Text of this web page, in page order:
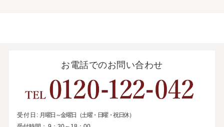
お電話でのお問い合わせ
受付日: 月曜日～金曜日（土曜・日曜・祝日休）